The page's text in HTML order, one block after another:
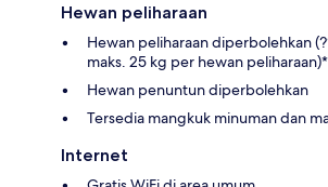
Hewan peliharaan
Hewan peliharaan diperbolehkan
maks. 25 kg per hewan peliharaan)*
Hewan penuntun diperbolehkan
Tersedia mangkuk minuman dan
Internet